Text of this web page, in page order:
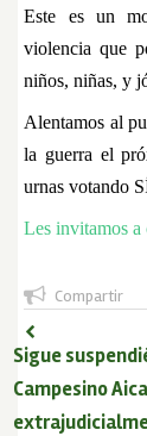
Este es un
violencia que
niños, niñas, y
Alentamos al
la guerra el
urnas votando
Les invitamos a
Compartir
Sigue
Campesino